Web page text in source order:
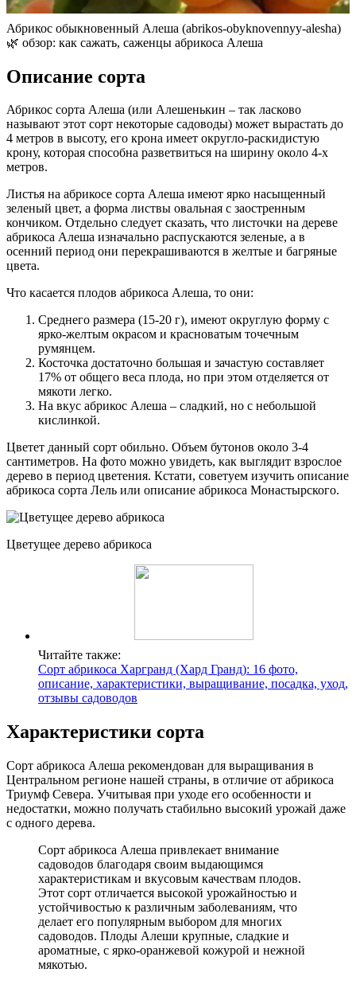
Абрикос обыкновенный Алеша (abrikos-obyknovennyy-alesha)
🌿 обзор: как сажать, саженцы абрикоса Алеша
Описание сорта
Абрикос сорта Алеша (или Алешенькин – так ласково
называют этот сорт некоторые садоводы) может вырастать до
4 метров в высоту, его крона имеет округло-раскидистую
крону, которая способна разветвиться на ширину около 4-х
метров.
Листья на абрикосе сорта Алеша имеют ярко насыщенный
зеленый цвет, а форма листвы овальная с заостренным
кончиком. Отдельно следует сказать, что листочки на дереве
абрикоса Алеша изначально распускаются зеленые, а в
осенний период они перекрашиваются в желтые и багряные
цвета.
Что касается плодов абрикоса Алеша, то они:
Среднего размера (15-20 г), имеют округлую форму с
ярко-желтым окрасом и красноватым точечным
румянцем.
Косточка достаточно большая и зачастую составляет
17% от общего веса плода, но при этом отделяется от
мякоти легко.
На вкус абрикос Алеша – сладкий, но с небольшой
кислинкой.
Цветет данный сорт обильно. Объем бутонов около 3-4
сантиметров. На фото можно увидеть, как выглядит взрослое
дерево в период цветения. Кстати, советуем изучить описание
абрикоса сорта Лель или описание абрикоса Монастырского.
Цветущее дерево абрикоса
Читайте также:
Сорт абрикоса Харгранд (Хард Гранд): 16 фото,
описание, характеристики, выращивание, посадка, уход,
отзывы садоводов
Характеристики сорта
Сорт абрикоса Алеша рекомендован для выращивания в
Центральном регионе нашей страны, в отличие от абрикоса
Триумф Севера. Учитывая при уходе его особенности и
недостатки, можно получать стабильно высокий урожай даже
с одного дерева.
Сорт абрикоса Алеша привлекает внимание
садоводов благодаря своим выдающимся
характеристикам и вкусовым качествам плодов.
Этот сорт отличается высокой урожайностью и
устойчивостью к различным заболеваниям, что
делает его популярным выбором для многих
садоводов. Плоды Алеши крупные, сладкие и
ароматные, с ярко-оранжевой кожурой и нежной
мякотью.